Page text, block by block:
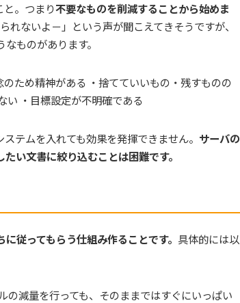
。つまり不要なものを削減することから始めま
ないよ－」という声が聞こえてきそうですが、
ものがあります。
ため精神がある ・捨てていいもの・残すものの
い ・目標設定が不明確である
テムを入れても効果を発揮できません。 サーバの
い文書に絞り込むことは困難です。
従ってもらう仕組み作ることです。 具体的には以
減量を行っても、そのままではすぐにいっぱい